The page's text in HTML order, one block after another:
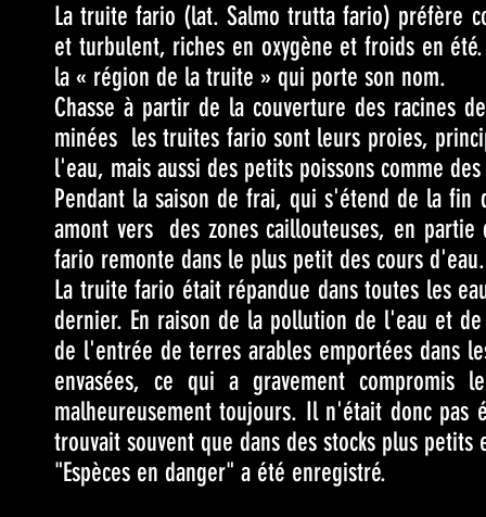
La truite fario (lat. Salmo trutta fario) préfère
et turbulent, riches en oxygène et froids en
la « région de la truite » qui porte son nom.
Chasse à partir de la couverture des racines
minées les truites fario sont leurs proies,
l'eau, mais aussi des petits poissons comme
Pendant la saison de frai, qui s'étend de la
amont vers des zones caillouteuses, en
fario remonte dans le plus petit des cours d'eau.
La truite fario était répandue dans toutes les
dernier. En raison de la pollution de l'eau et
de l'entrée de terres arables emportées dans
envasées, ce qui a gravement
malheureusement toujours. Il n'était donc pas
trouvait souvent que dans des stocks plus
"Espèces en danger" a été enregistré.